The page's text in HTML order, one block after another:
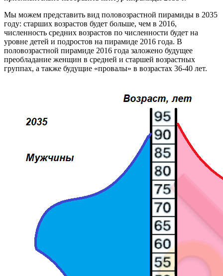
Мы можем представить вид половозрастной пирамиды в 2035
году: старших возрастов будет больше, чем в 2016,
численность средних возрастов по численности будет на
уровне детей и подростов на пирамиде 2016 года. В
половозрастной пирамиде 2016 года заложено будущее
преобладание женщин в средней и старшей возрастных
группах, а также будущие «провалы» в возрастах 36-40 лет.